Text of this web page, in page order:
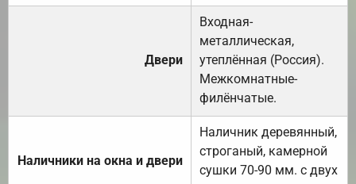
Двери
Входная-
металлическая,
утеплённая (Россия).
Межкомнатные-
филёнчатые.
Наличники на окна и двери
Наличник деревянный,
строганый, камерной
сушки 70-90 мм. с двух